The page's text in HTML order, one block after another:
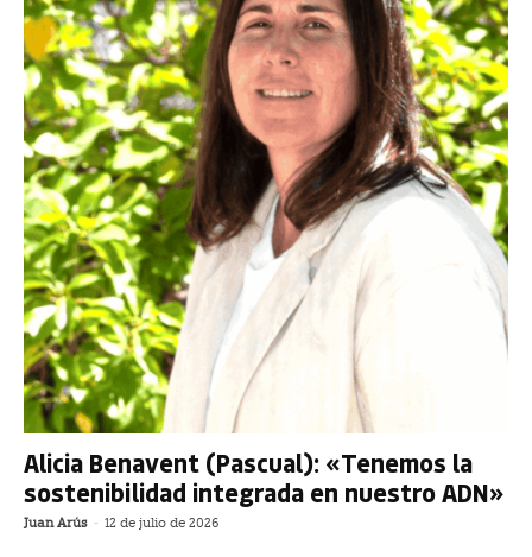
Alicia Benavent (Pascual): «Tenemos la
sostenibilidad integrada en nuestro ADN»
Juan Arús - 12 de julio de 2026